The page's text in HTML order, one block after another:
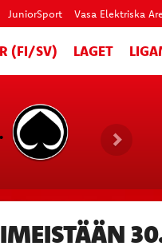
JuniorSport Vasa Elektriska
(FI/SV) LAGET